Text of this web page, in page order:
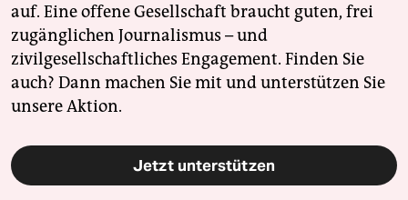
auf. Eine offene Gesellschaft braucht guten, frei
zugänglichen Journalismus – und
zivilgesellschaftliches Engagement. Finden Sie
auch? Dann machen Sie mit und unterstützen Sie
unsere Aktion.
Jetzt unterstützen